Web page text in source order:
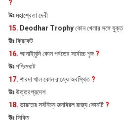
?
উঃমহাশ্বেতা দেবী
15. Deodhar Trophyকোন খেলার সঙ্গে যুক্ত
উঃক্রিকেট
16. আনাইমুদি কোন পর্বতের সর্বোচ্চ শৃঙ্গ ?
উঃপশ্চিমঘাট
17. শারদা খাল কোন রাজ্যে অবস্থিত?
উঃউত্তরপ্রদেশ
18. ভারতের সর্বনিম্ন জনবিরল রাজ্য কোনটি ?
উঃসিকিম